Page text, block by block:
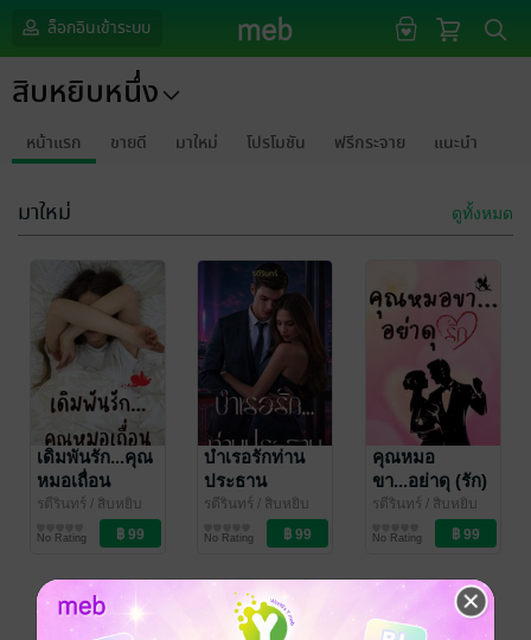
ล็อกอินเข้าระบบ
สิบหยิบหนึ่ง
หน้าแรก ขายดี มาใหม่ โปรโมชัน ฟรีกระจาย แนะนำ
มาใหม่ ดูทั้งหมด
เดิมพันรัก...คุณ
หมอเถื่อน
รตีรินทร์ / สิบหยิบ
No Rating
บำเรอรักท่าน
ประธาน
รตีรินทร์ / สิบหยิบ
No Rating
คุณหมอ
ขา...อย่าดุ (รัก)
รตีรินทร์/ สิบหยิบ
No Rating